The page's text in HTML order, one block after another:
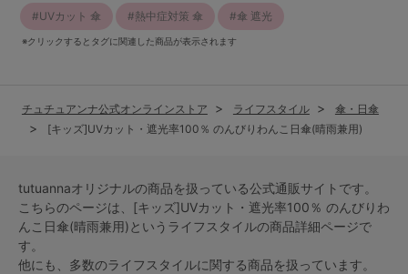
UVカット 傘 熱中症対策 傘 傘 遮光
※クリックするとタグに関連した商品が表示されます
チュチュアンナ公式オンラインストア ライフスタイル
傘・日傘
[キッズ]UVカット・遮光率100％ のんびりわんこ日傘(晴雨兼用)
tutuannaオリジナルの商品を扱っている公式通販サイトです。
こちらのページは、[キッズ]UVカット・遮光率100％ のんびりわ
んこ日傘(晴雨兼用)という ライフスタイルの商品詳細ページで
す。
他にも、多数のライフスタイルに関する商品を扱っています。